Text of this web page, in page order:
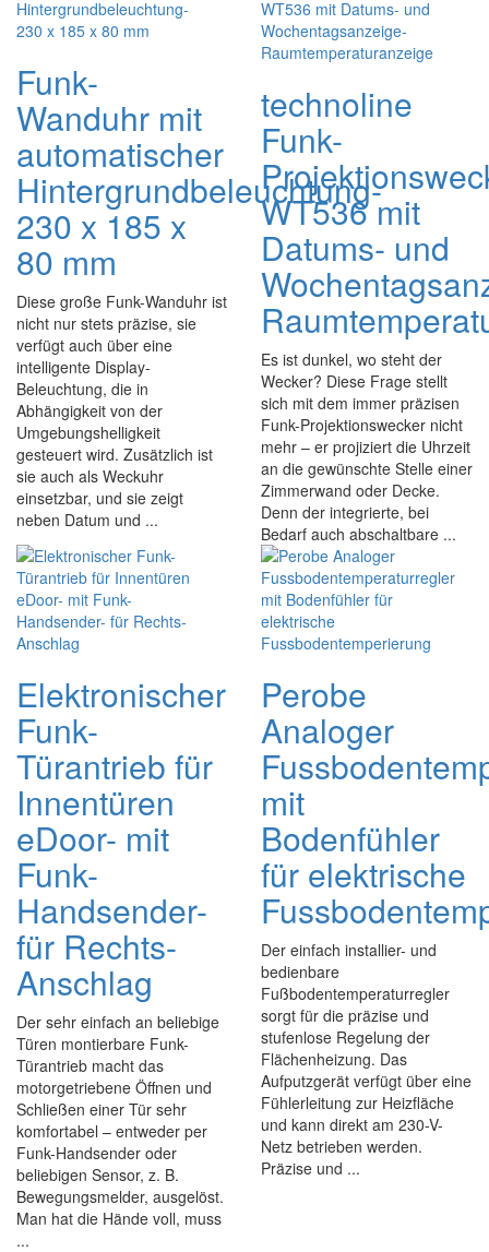
Funk-
Wanduhr mit
automatischer
Hintergrundbeleuchtung-
230 x 185 x
80 mm
Diese große Funk-Wanduhr ist
nicht nur stets präzise, sie
verfügt auch über eine
intelligente Display-
Beleuchtung, die in
Abhängigkeit von der
Umgebungshelligkeit
gesteuert wird. Zusätzlich ist
sie auch als Weckuhr
einsetzbar, und sie zeigt
neben Datum und ...
technoline
Funk-
WT536 mit
Datums- und
Es ist dunkel, wo steht der
Wecker? Diese Frage stellt
sich mit dem immer präzisen
Funk-Projektionswecker nicht
mehr – er projiziert die Uhrzeit
an die gewünschte Stelle einer
Zimmerwand oder Decke.
Denn der integrierte, bei
Bedarf auch abschaltbare ...
Elektronischer
Funk-
Türantrieb für
Innentüren
eDoor- mit
Funk-
Handsender-
für Rechts-
Anschlag
Der sehr einfach an beliebige
Türen montierbare Funk-
Türantrieb macht das
motorgetriebene Öffnen und
Schließen einer Tür sehr
komfortabel – entweder per
Funk-Handsender oder
beliebigen Sensor, z. B.
Bewegungsmelder, ausgelöst.
Man hat die Hände voll, muss
...
Perobe
Analoger
mit
Bodenfühler
für elektrische
Der einfach installier- und
bedienbare
Fußbodentemperaturregler
sorgt für die präzise und
stufenlose Regelung der
Flächenheizung. Das
Aufputzgerät verfügt über eine
Fühlerleitung zur Heizfläche
und kann direkt am 230-V-
Netz betrieben werden.
Präzise und ...